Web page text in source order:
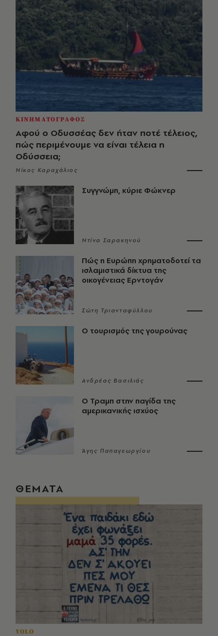
ΚΙΝΗΜΑΤΟΓΡΑΦΟΣ
Αφού ο Οδυσσέας δεν ήταν ποτέ τέλειος,
πώς περιμένουμε να είναι τέλεια η
Οδύσσεια;
Νίκος Καραχάλιος
Συγγνώμη, κύριε Φώκνερ
Ντίνα Σαρακηνού
Πώς η Ευρώπη χρηματοδοτεί τα
ισλαμιστικά δίκτυα της
οικογένειας Ερντογάν
Σώτη Τριανταφύλλου
Ο τουρισμός της γουρούνας
Ανδρέας Βασιλιάς
Ο Τραμπ στην παγίδα της
αμερικανικής ισχύος
Άγης Παπαγεωργίου
ΘΕΜΑΤΑ
YOLO